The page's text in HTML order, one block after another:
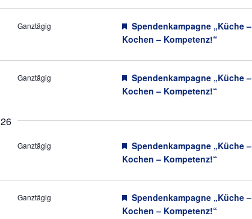
Ganztägig Empfohlen
Spendenkampagne „Küche –
Kochen – Kompetenz!“
Ganztägig Empfohlen
Spendenkampagne „Küche –
Kochen – Kompetenz!“
Ganztägig Empfohlen
Spendenkampagne „Küche –
Kochen – Kompetenz!“
Ganztägig Empfohlen
Spendenkampagne „Küche –
Kochen – Kompetenz!“